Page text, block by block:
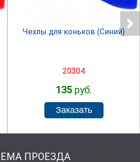
Чехлы для коньков (Синий)
20304
135 руб.
ПРОЕЗДА